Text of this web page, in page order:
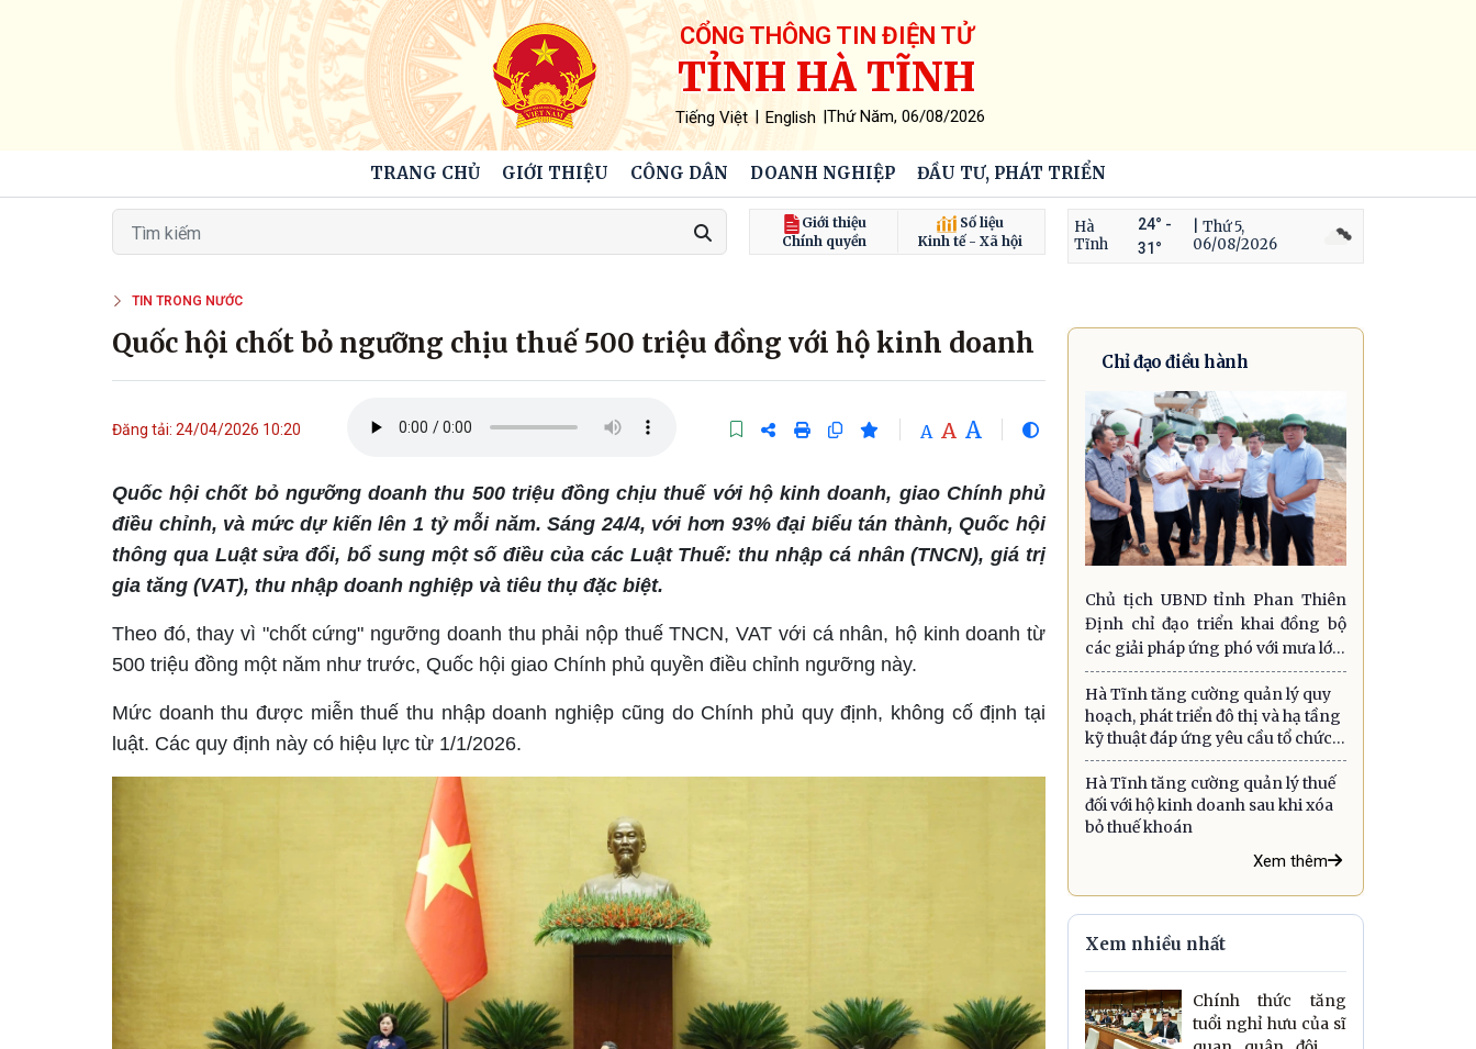
CỔNG THÔNG TIN ĐIỆN TỬ
TỈNH HÀ TĨNH
Tiếng Việt | English |Thứ Năm, 06/08/2026
TRANG CHỦ GIỚI THIỆU CÔNG DÂN DOANH NGHIỆP ĐẦU TƯ, PHÁT TRIỂN
Giới thiệu
Chính quyền
Số liệu
Kinh tế - Xã hội
Hà
Tĩnh
24° -
31°
| Thứ 5,
06/08/2026
TIN TRONG NƯỚC
Quốc hội chốt bỏ ngưỡng chịu thuế 500 triệu đồng với hộ kinh doanh
Đăng tải: 24/04/2026 10:20 A A A
Quốc hội chốt bỏ ngưỡng doanh thu 500 triệu đồng chịu thuế với hộ kinh doanh, giao Chính phủ
điều chỉnh, và mức dự kiến lên 1 tỷ mỗi năm. Sáng 24/4, với hơn 93% đại biểu tán thành, Quốc hội
thông qua Luật sửa đổi, bổ sung một số điều của các Luật Thuế: thu nhập cá nhân (TNCN), giá trị
gia tăng (VAT), thu nhập doanh nghiệp và tiêu thụ đặc biệt.
Theo đó, thay vì "chốt cứng" ngưỡng doanh thu phải nộp thuế TNCN, VAT với cá nhân, hộ kinh doanh từ
500 triệu đồng một năm như trước, Quốc hội giao Chính phủ quyền điều chỉnh ngưỡng này.
Mức doanh thu được miễn thuế thu nhập doanh nghiệp cũng do Chính phủ quy định, không cố định tại
luật. Các quy định này có hiệu lực từ 1/1/2026.
Chỉ đạo điều hành
Chủ tịch UBND tỉnh Phan Thiên
Định chỉ đạo triển khai đồng bộ
các giải pháp ứng phó với mưa lớn,
lũ quét, sạt lở đất và gió mạnh trên
biển
Hà Tĩnh tăng cường quản lý quy
hoạch, phát triển đô thị và hạ tầng
kỹ thuật đáp ứng yêu cầu tổ chức
chính quyền địa phương hai cấp
Hà Tĩnh tăng cường quản lý thuế
đối với hộ kinh doanh sau khi xóa
bỏ thuế khoán
Xem thêm
Xem nhiều nhất
Chính thức tăng
tuổi nghỉ hưu của sĩ